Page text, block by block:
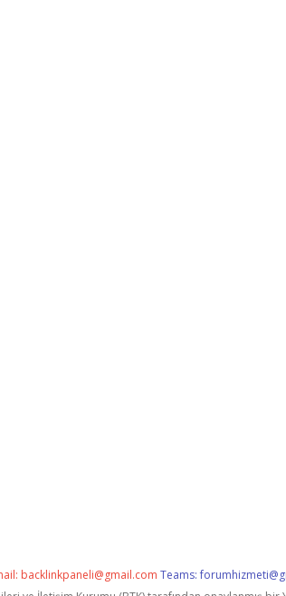
backlinkpaneli@gmail.com Teams: